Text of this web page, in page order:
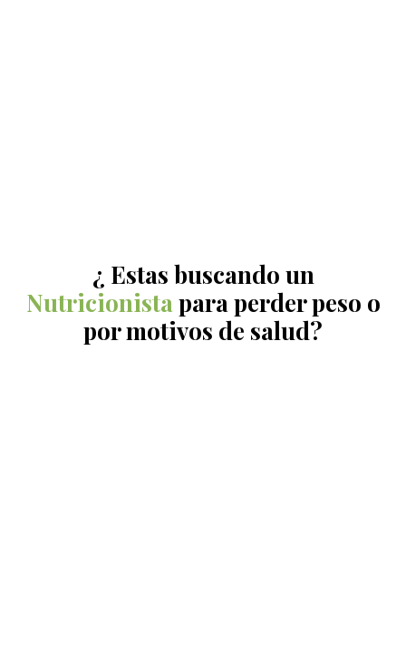
¿ Estas buscando un
Nutricionistapara perder peso o
por motivos de salud?